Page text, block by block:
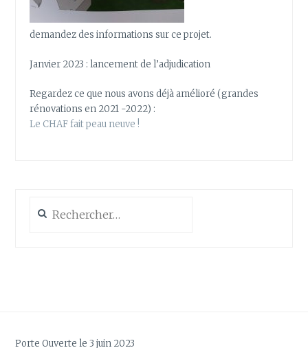
demandez des informations sur ce projet.
Janvier 2023 : lancement de l’adjudication
Regardez ce que nous avons déjà amélioré (grandes
rénovations en 2021 -2022) :
Le CHAF fait peau neuve !
Porte Ouverte le 3 juin 2023